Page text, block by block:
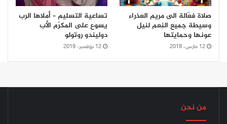
صلاة فعّالة الى مريم العذراء
وسيطة جميع النِعم لنيل
عونها وحمايتها
12 مارس، 2018
تساعية التسليم – أملاها الرب
يسوع على المكرّم الأب
دوليندو روتولو
12 نوفمبر، 2019
من نحن